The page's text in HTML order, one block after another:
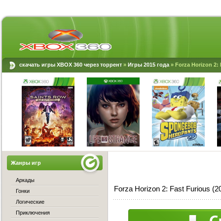
скачать игры XBOX 360 через торрент » Игры 2015 года » Forza Horizon 2:
Forza Horizon 2: Fast Furious
Жанры игр
Аркады
Гонки
Логические
Приключения